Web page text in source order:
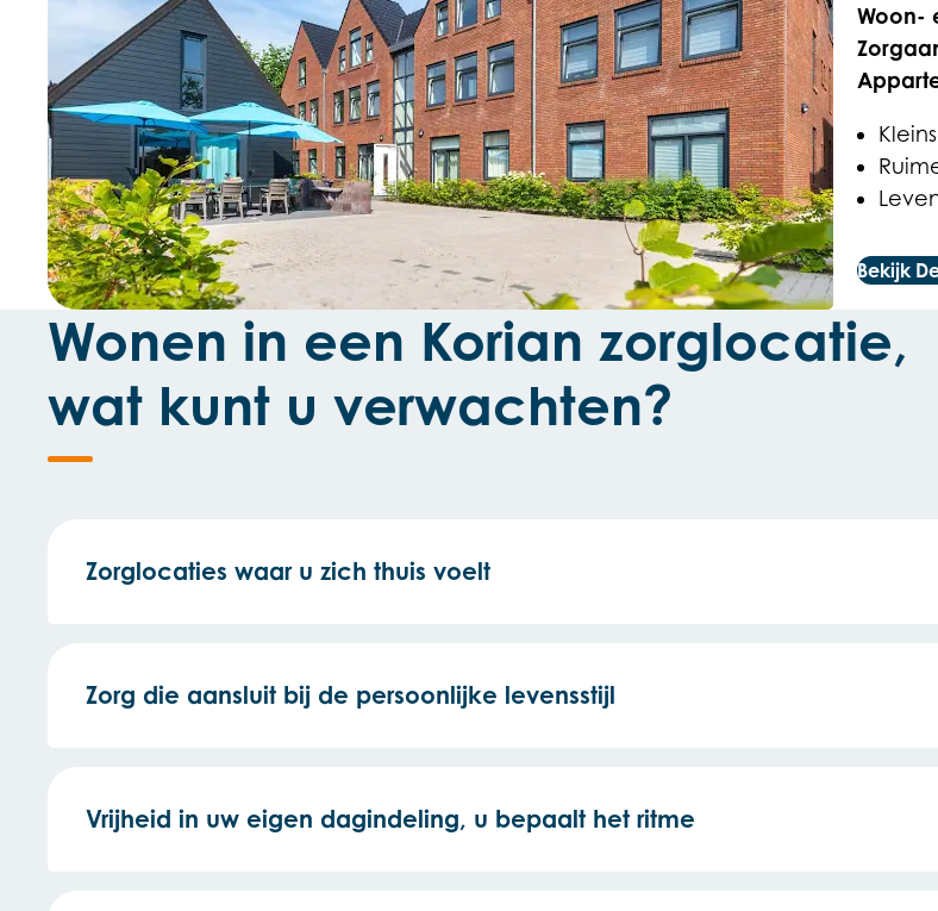
Woon-
Bekijk
Wonen in een Korian zorglocatie,
wat kunt u verwachten?
Zorglocaties waar u zich thuis voelt
Zorg die aansluit bij de persoonlijke levensstijl
Vrijheid in uw eigen dagindeling, u bepaalt het ritme